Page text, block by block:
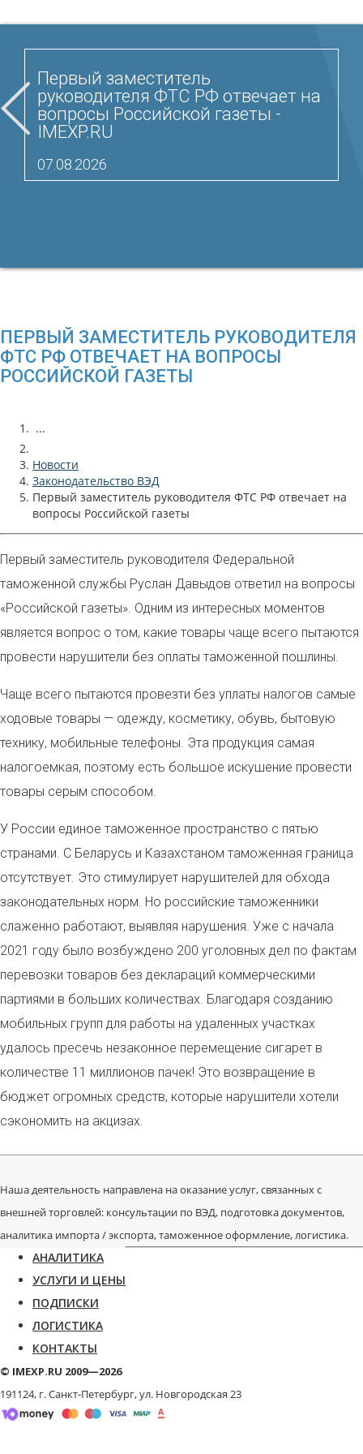
Первый заместитель
руководителя ФТС РФ отвечает на
вопросы Российской газеты -
IMEXP.RU
07.08.2026
ПЕРВЫЙ ЗАМЕСТИТЕЛЬ РУКОВОДИТЕЛЯ
ФТС РФ ОТВЕЧАЕТ НА ВОПРОСЫ
РОССИЙСКОЙ ГАЗЕТЫ
...
Новости
Законодательство ВЭД
Первый заместитель руководителя ФТС РФ отвечает на
вопросы Российской газеты
Первый заместитель руководителя Федеральной
таможенной службы Руслан Давыдов ответил на вопросы
«Российской газеты». Одним из интересных моментов
является вопрос о том, какие товары чаще всего пытаются
провести нарушители без оплаты таможенной пошлины.
Чаще всего пытаются провезти без уплаты налогов самые
ходовые товары — одежду, косметику, обувь, бытовую
технику, мобильные телефоны. Эта продукция самая
налогоемкая, поэтому есть большое искушение провести
товары серым способом.
У России единое таможенное пространство с пятью
странами. С Беларусь и Казахстаном таможенная граница
отсутствует. Это стимулирует нарушителей для обхода
законодательных норм. Но российские таможенники
слаженно работают, выявляя нарушения. Уже с начала
2021 году было возбуждено 200 уголовных дел по фактам
перевозки товаров без деклараций коммерческими
партиями в больших количествах. Благодаря созданию
мобильных групп для работы на удаленных участках
удалось пресечь незаконное перемещение сигарет в
количестве 11 миллионов пачек! Это возвращение в
бюджет огромных средств, которые нарушители хотели
сэкономить на акцизах.
Наша деятельность направлена на оказание услуг, связанных с
внешней торговлей: консультации по ВЭД, подготовка документов,
аналитика импорта / экспорта, таможенное оформление, логистика.
АНАЛИТИКА
УСЛУГИ И ЦЕНЫ
ПОДПИСКИ
ЛОГИСТИКА
КОНТАКТЫ
© IMEXP.RU 2009—2026
191124, г. Санкт-Петербург,ул. Новгородская 23